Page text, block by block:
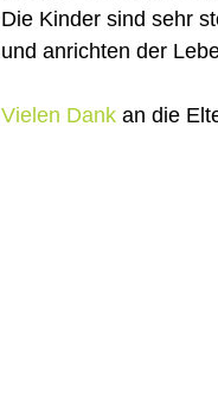
Die Kinder sind sehr
und anrichten der
Vielen Dank an die